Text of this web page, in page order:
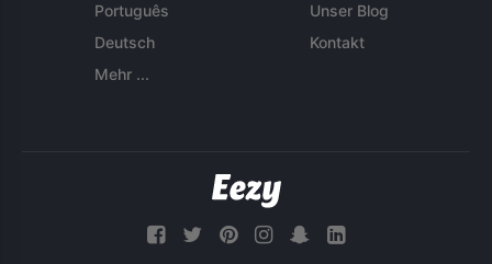
Português
Deutsch
Mehr ...
Unser Blog
Kontakt